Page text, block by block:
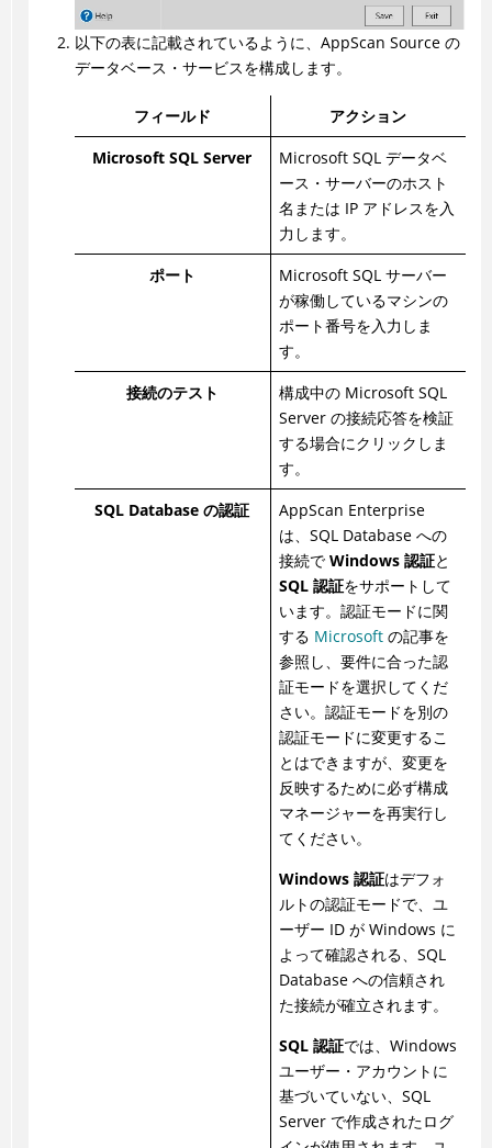
以下の表に記載されているように、AppScan Source の
データベース・サービスを構成します。
フィールド
アクション
Microsoft SQL Server
Microsoft SQL データベ
ース・サーバーのホスト
名または IP アドレスを入
力します。
ポート
Microsoft SQL サーバー
が稼働しているマシンの
ポート番号を入力しま
す。
接続のテスト
構成中の Microsoft SQL
Server の接続応答を検証
する場合にクリックしま
す。
SQL Database の認証
AppScan Enterprise
は、SQL Database への
接続で Windows 認証と
SQL 認証をサポートして
います。認証モードに関
する Microsoftの記事を
参照し、要件に合った認
証モードを選択してくだ
さい。認証モードを別の
認証モードに変更するこ
とはできますが、変更を
反映するために必ず構成
マネージャーを再実行し
てください。
Windows 認証はデフォ
ルトの認証モードで、ユ
ーザー ID が Windows に
よって確認される、SQL
Database への信頼され
た接続が確立されます。
SQL 認証では、Windows
ユーザー・アカウントに
基づいていない、SQL
Server で作成されたログ